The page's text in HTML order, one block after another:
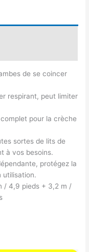
de se coincer
respirant, peut limiter
pour la crèche
sortes de lits de
à vos besoins.
protégez la
utilisation.
/ 4,9 pieds + 3,2 m /